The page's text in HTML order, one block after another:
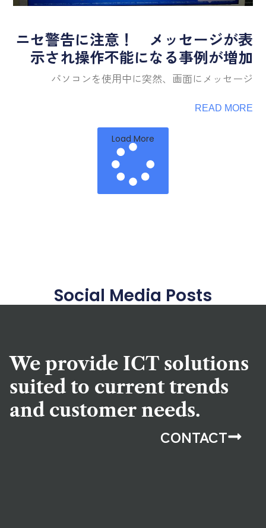
ニセ警告に注意！ メッセージが表
示され操作不能になる事例が増加
パソコンを使用中に突然、画面にメッセージ
READ MORE
Load More
Social Media Posts
We provide ICT solutions
suited to current trends
and customer needs.
CONTACT